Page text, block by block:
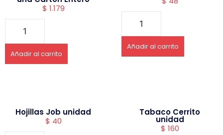
$ 1.179
Añadir al carrito
Añadir al carrito
Hojillas Job unidad
$ 40
Tabaco Cerrito
unidad
$ 160